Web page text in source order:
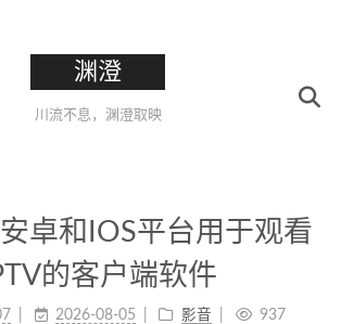
渊澄
川流不息，渊澄取映
卓和IOS平台用于观看
的客户端软件
2026-08-05 影音
937